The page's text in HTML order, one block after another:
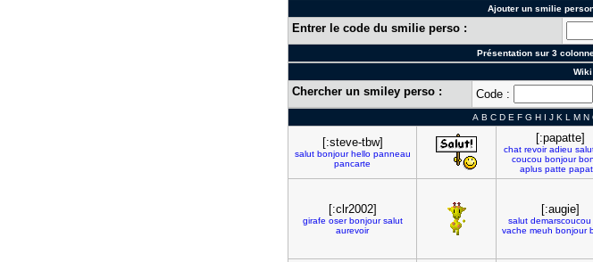
Ajouter un smilie
Entrer le code du smilie perso :
Présentation sur 3
Chercher un smiley perso : Code :
A B C D E F G H I J K L M N
[:steve-tbw]
salut bonjour hello panneau
pancarte
[:papatte]
chat revoir adieu
coucou bonjour
aplus patte
[:clr2002]
girafe oser bonjour salut
aurevoir
[:augie]
salut demarscoucou
vache meuh bonjour